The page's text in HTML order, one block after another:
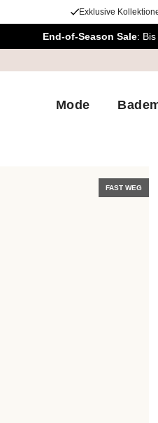
Exklusive
End-of-Season Sale: Bis
Mode
FAST WEG